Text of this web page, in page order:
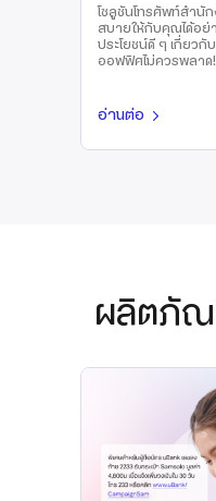
โซลูชันโทรศัพท์สำนั
สบายให้กับคุณได้อย่
ประโยชน์ดี ๆ เกี่ยวกั
ออฟฟิศไม่ควรพลาด!
อ่านต่อ
ผลิตภัณ